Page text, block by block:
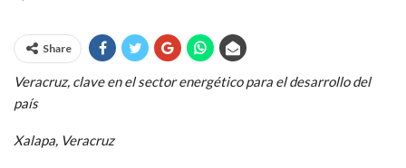
Share
Veracruz, clave en el sector energético para el desarrollo del
país
Xalapa, Veracruz